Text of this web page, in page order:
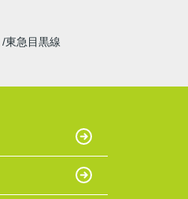
東急目黒線